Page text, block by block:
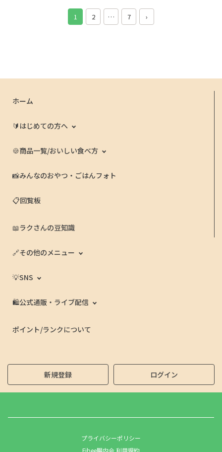
1 2 … 7 ›
ホーム
🔰はじめての方へ
🍪商品一覧/おいしい食べ方
📸みんなのおやつ・ごはんフォト
📋回覧板
📖ラクさんの豆知識
🔗その他のメニュー
💡SNS
🛍️公式通販・ライブ配信
ポイント/ランクについて
新規登録 ログイン
プライバシーポリシー
Fibee腸内会 利用規約